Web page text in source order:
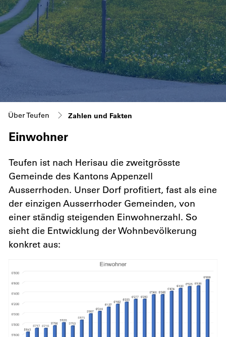
Über Teufen Zahlen und Fakten
Einwohner
Teufen ist nach Herisau die zweitgrösste
Gemeinde des Kantons Appenzell
Ausserrhoden. Unser Dorf profitiert, fast als eine
der einzigen Ausserrhoder Gemeinden, von
einer ständig steigenden Einwohnerzahl. So
sieht die Entwicklung der Wohnbevölkerung
konkret aus: